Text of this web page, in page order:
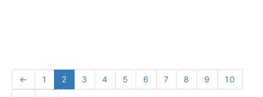
← 1 2 3 4 5 6 7 8 9
10